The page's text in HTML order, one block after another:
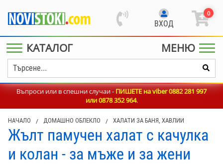
ВХОД
0
КАТАЛОГ МЕНЮ
Въпроси или в спешни случаи -ПИШЕТЕ на viber 0882 281 997
или0878 352 964.
НАЧАЛО / ДОМАШНО ОБЛЕКЛО / ХАЛАТИ ЗА БАНЯ, ХАВЛИИ
Жълт памучен халат с качулка
и колан - за мъже и за жени